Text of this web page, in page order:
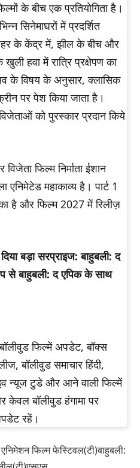
के बीच एक प्रतियोगिता है।
सिनेमाघरों में प्रदर्शित
शहर के केंद्र में, झील के बीच और
हवा में रात्रि प्रक्षेपण का
के विषय के अनुसार, क्लासिक
पर पेश किया जाता है।
को पुरस्कार प्रदान किये
फिल्म निर्माता ईशान
एनिमेटेड महाकाव्य है। पार्ट 1
है और फिल्म 2027 में रिलीज़
बड़ा सरप्राइज: बाहुबली: द
से बाहुबली: द एपिक के साथ
फिल्में अपडेट, बॉक्स
बॉलीवुड समाचार हिंदी,
न्यूज टुडे और आने वाली फिल्में
बॉलीवुड हंगामा पर
रहें।
फिल्म फेस्टिवल(टी)बाहुबली: